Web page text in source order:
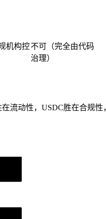
机构控不可（完全由代码
治理）
流动性，USDC胜在合规